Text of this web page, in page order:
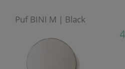
Puf BINI M | Black